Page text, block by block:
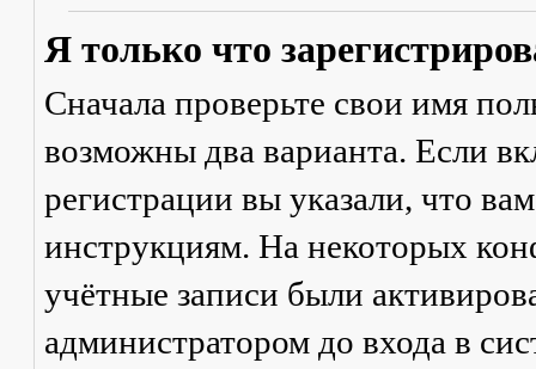
Я только что
Сначала проверьте свои имя
возможны два варианта. Если
регистрации вы указали, что
инструкциям. На некоторых
учётные записи были
администратором до входа в